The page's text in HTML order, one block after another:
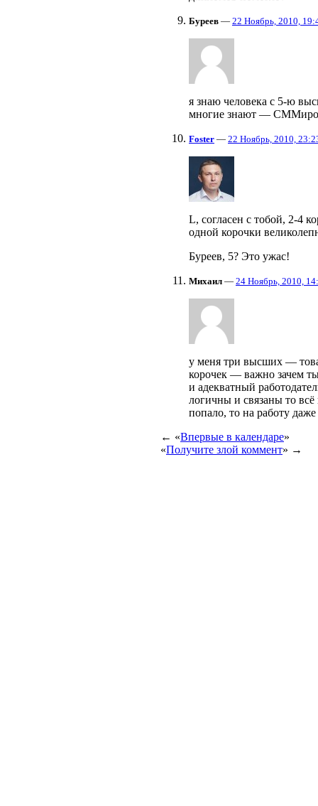
Буреев — 22 Ноябрь, 2010,
я знаю человека с 5-ю
многие знают —
Foster — 22 Ноябрь, 2010,
L, согласен с тобой, 2-4
одной корочки
Буреев, 5? Это ужас!
Михаил — 24 Ноябрь, 2010,
у меня три высших —
корочек — важно зачем
и адекватный
логичны и связаны то
попало, то на работу
← «Впервые в календаре»
«Получите злой коммент» →